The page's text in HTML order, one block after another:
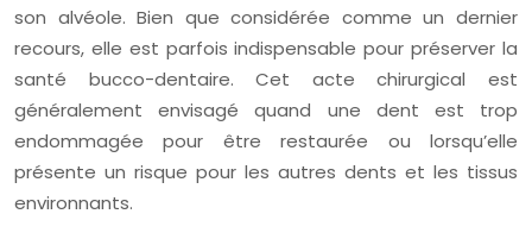
son alvéole. Bien que considérée comme un dernier
recours, elle est parfois indispensable pour préserver la
santé bucco-dentaire. Cet acte chirurgical est
généralement envisagé quand une dent est trop
endommagée pour être restaurée ou lorsqu’elle
présente un risque pour les autres dents et les tissus
environnants.